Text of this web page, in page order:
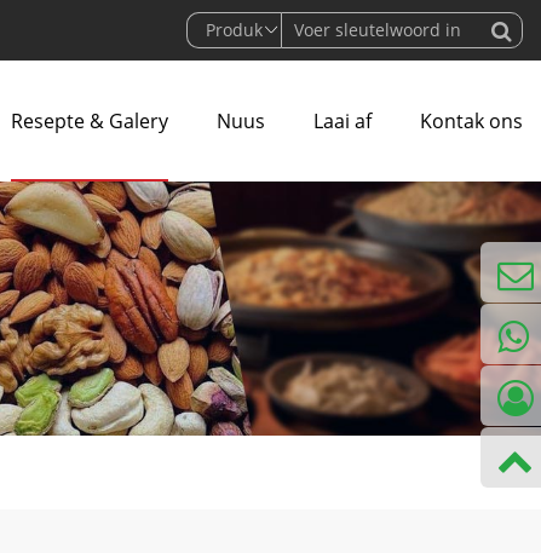
Resepte & Galery Nuus Laai af Kontak ons